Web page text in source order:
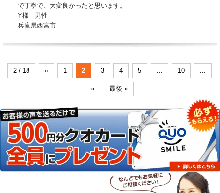
で丁寧で、大変良かったと思います。
Y様 男性
兵庫県西宮市
2 / 18 « 1 2 3 4 5 10
» 最後 »